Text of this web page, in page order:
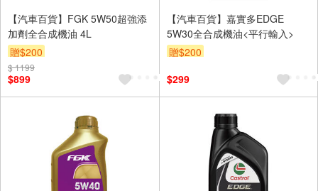
【汽車百貨】FGK 5W50超強添
加劑全合成機油 4L
贈$200
$ 1199
$899
【汽車百貨】嘉實多EDGE
5W30全合成機油<平行輸入>
贈$200
$299